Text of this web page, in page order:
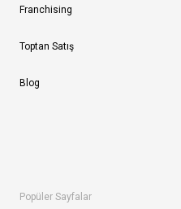
Franchising
Toptan Satış
Blog
Popüler Sayfalar